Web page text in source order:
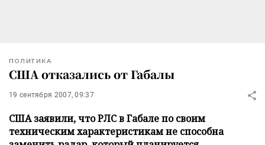
ПОЛИТИКА
США отказались от Габалы
19 сентября 2007, 09:37
США заявили, что РЛС в Габале по своим
техническим характеристикам не способна